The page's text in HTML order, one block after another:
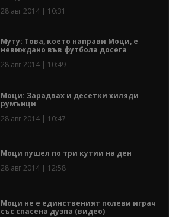
28 авг 2014 | 10:31
Муту: Това, което направи Моци, е
невиждано във футбола досега
28 авг 2014 | 10:49
Моци: Зарадвах и десетки хиляди
румънци
28 авг 2014 | 10:47
Моци пушел по три кутии на ден
28 авг 2014 | 12:58
Моци не е единственият полеви играч
със спасена дузпа (видео)